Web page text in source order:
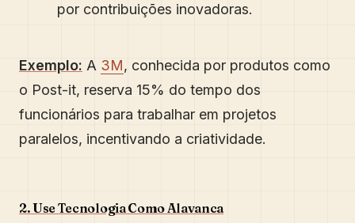
por contribuições inovadoras.
Exemplo: A 3M, conhecida por produtos como
o Post-it, reserva 15% do tempo dos
funcionários para trabalhar em projetos
paralelos, incentivando a criatividade.
2. Use Tecnologia Como Alavanca